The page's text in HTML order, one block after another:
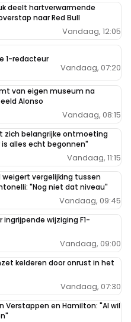
deelt hartverwarmende
naar Red Bull
Vandaag, 12:05
1-redacteur
Vandaag, 07:20
van eigen museum na
Alonso
Vandaag, 08:15
zich belangrijke ontmoeting
is alles echt begonnen"
Vandaag, 11:15
weigert vergelijking tussen
"Nog niet dat niveau"
Vandaag, 09:45
wijziging F1-
Vandaag, 09:00
kelderen door onrust in het
Vandaag, 07:30
Verstappen en Hamilton: "Al wil